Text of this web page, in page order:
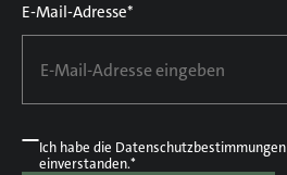
E-Mail-Adresse*
Ich habe die Datenschutzbestimmungen
einverstanden.*